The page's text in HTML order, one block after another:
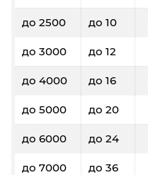
до 2500 до 10
до 3000 до 12
до 4000 до 16
до 5000 до 20
до 6000 до 24
до 7000 до 36